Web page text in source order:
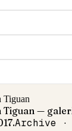
Tiguan —
.Archive ·